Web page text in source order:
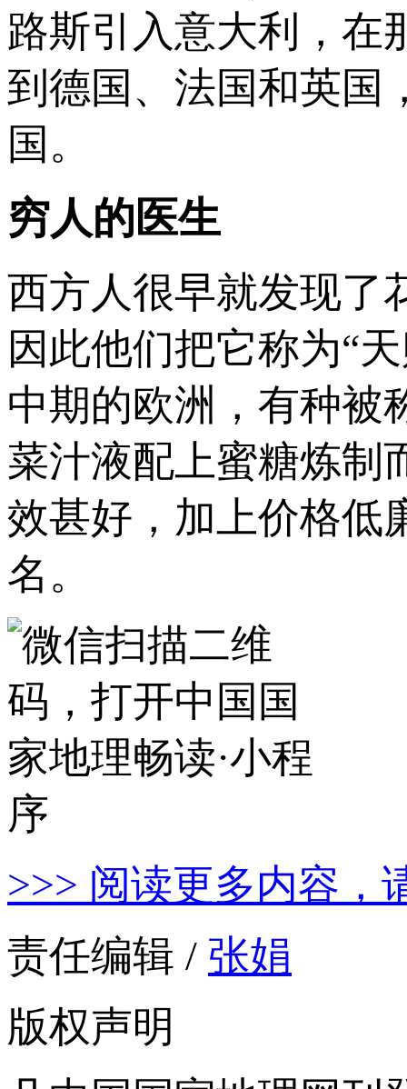
路斯引入意大利，在
到德国、法国和英国
国。
穷人的医生
西方人很早就发现了
因此他们把它称为“
中期的欧洲，有种被
菜汁液配上蜜糖炼制
效甚好，加上价格低
名。
>>> 阅读更多内容，
责任编辑 / 张娟
版权声明